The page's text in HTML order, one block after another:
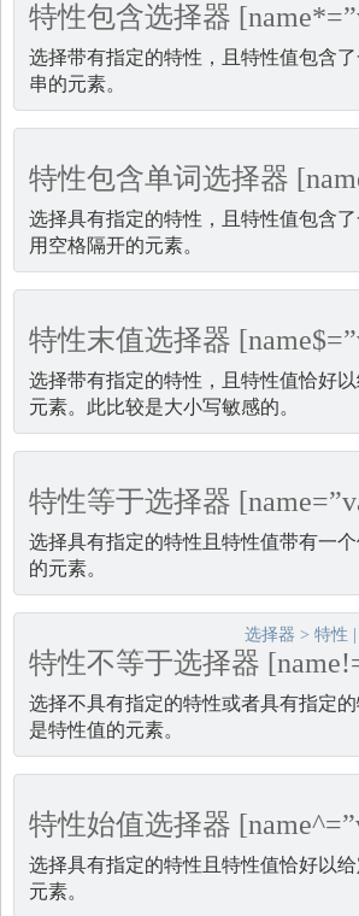
特性包含选择器
选择带有指定的特性，且特性值包含
串的元素。
特性包含单词选择器
选择具有指定的特性，且特性值包含了
用空格隔开的元素。
特性末值选择器
选择带有指定的特性，且特性值恰好
元素。此比较是大小写敏感的。
特性等于选择器
选择具有指定的特性且特性值带有一
的元素。
选择器 > 特性
特性不等于选择器
选择不具有指定的特性或者具有指定
是特性值的元素。
特性始值选择器
选择具有指定的特性且特性值恰好以
元素。